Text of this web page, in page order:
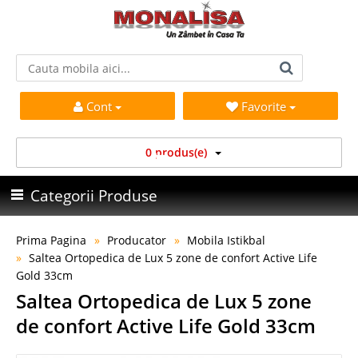
Cont Favorite
0 produs(e)
Categorii Produse
Prima Pagina Producator
Mobila Istikbal
Saltea Ortopedica de Lux 5 zone de confort Active Life
Gold 33cm
Saltea Ortopedica de Lux 5 zone
de confort Active Life Gold 33cm